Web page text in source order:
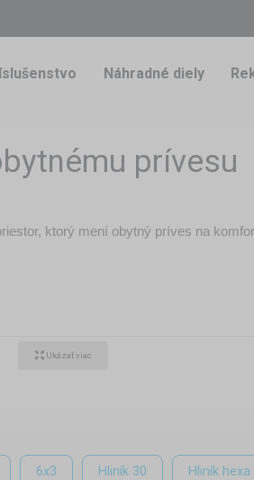
Náhradné diely
prívesu
ktorý mení obytný príves na
celá rodina schovať pred
Ukázať viac
6x3 Hliník 30 Hliník hexa